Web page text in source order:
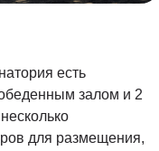
есть
залом и 2
для размещения,